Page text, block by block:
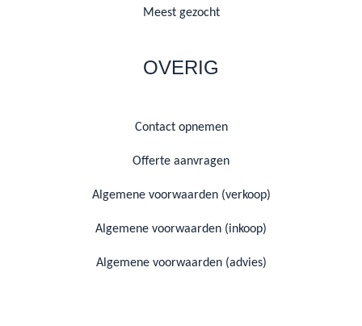
Meest gezocht
OVERIG
Contact opnemen
Offerte aanvragen
Algemene voorwaarden (verkoop)
Algemene voorwaarden (inkoop)
Algemene voorwaarden (advies)